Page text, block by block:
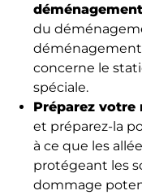
du
concerne le
spéciale.
Préparez votre
et préparez-la
à ce que les
protégeant les
dommage